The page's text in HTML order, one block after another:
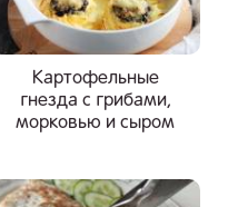
Картофельные
гнезда с грибами,
морковью и сыром